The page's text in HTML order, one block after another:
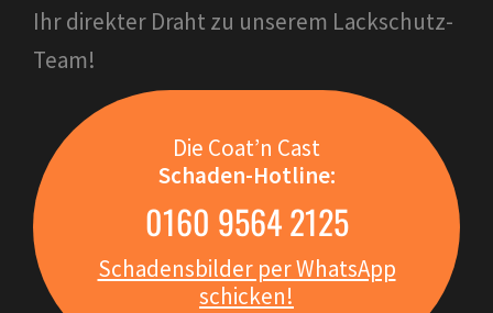
Ihr direkter Draht zu unserem Lackschutz-
Team!
Die Coat’n Cast
Schaden-Hotline:
0160 9564 2125
Schadensbilder per WhatsApp
schicken!